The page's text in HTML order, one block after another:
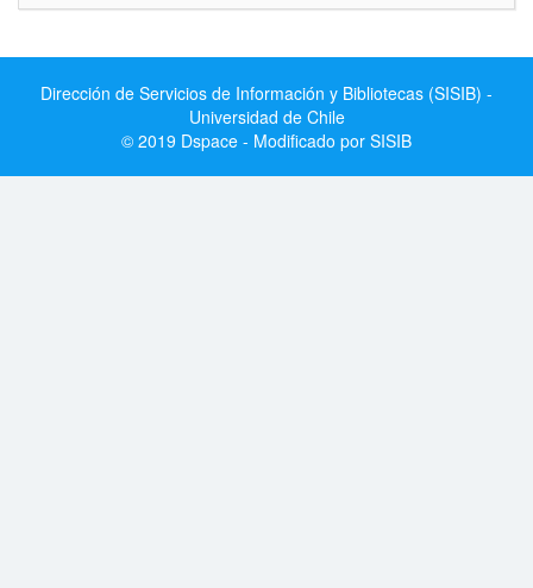
Dirección de Servicios de Información y Bibliotecas (SISIB) -
Universidad de Chile
© 2019 Dspace - Modificado por SISIB